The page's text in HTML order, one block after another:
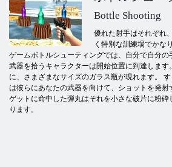
Bottle Shooting
優れた射手はそれぞれ
く特別な訓練場でかな
ゲームボトルシューティングでは、自分で自分の
武器を拾うキャラクターは開始位置に到達しま
に、さまざまなサイズのガラス瓶が現れます。
は彼らにあなたの武器を向けて、ショットを発射
ゲットに命中した弾丸はそれを小さな破片に粉砕
ります。